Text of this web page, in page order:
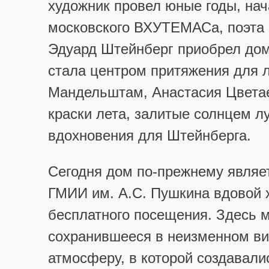
художник провел юные годы,
московского ВХУТЕМАСа,
Эдуард Штейнберг приобрел
стала центром притяжения для
Мандельштам, Анастасия
краски лета, залитые солнцем
вдохновения для Штейнберга.
Сегодня дом по-прежнему
ГМИИ им. А.С. Пушкина вдовой
бесплатного посещения. Здесь
сохранившееся в неизменном
атмосферу, в которой